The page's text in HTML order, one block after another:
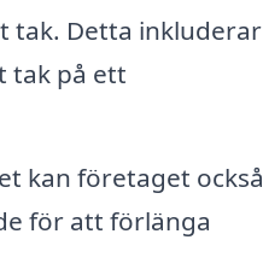
tak. Detta inkluderar
tak på ett
kan företaget också
för att förlänga